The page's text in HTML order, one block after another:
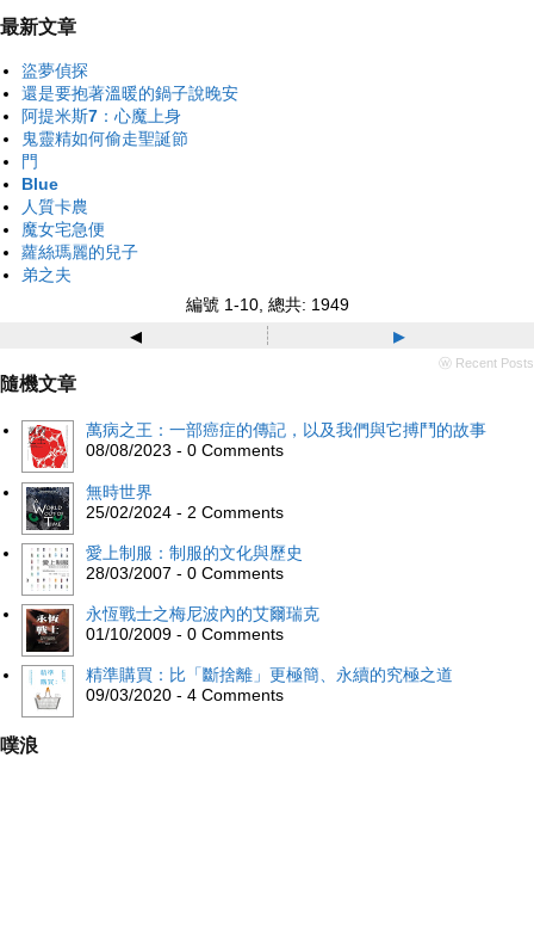
最新文章
盜夢偵探
還是要抱著溫暖的鍋子說晚安
阿提米斯7：心魔上身
鬼靈精如何偷走聖誕節
門
Blue
人質卡農
魔女宅急便
蘿絲瑪麗的兒子
弟之夫
編號 1-10, 總共: 1949
◂ ▸
ⓦ Recent Posts
隨機文章
萬病之王：一部癌症的傳記，以及我們與它搏鬥的故事
08/08/2023 - 0 Comments
無時世界
25/02/2024 - 2 Comments
愛上制服：制服的文化與歷史
28/03/2007 - 0 Comments
永恆戰士之梅尼波內的艾爾瑞克
01/10/2009 - 0 Comments
精準購買：比「斷捨離」更極簡、永續的究極之道
09/03/2020 - 4 Comments
噗浪